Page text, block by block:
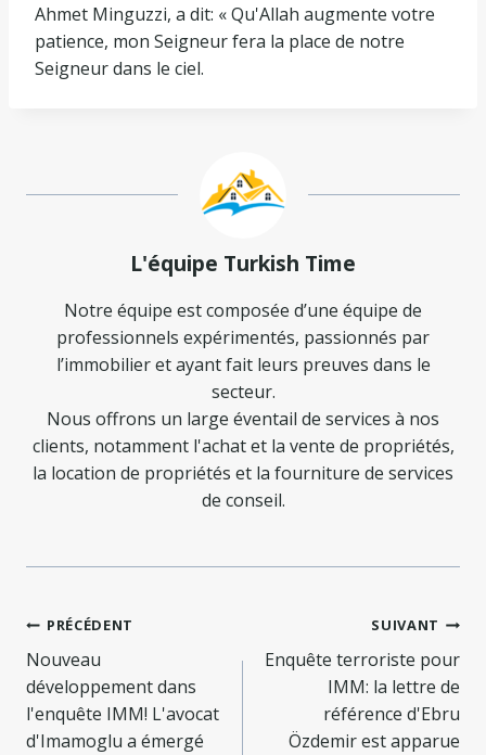
Ahmet Minguzzi, a dit: « Qu'Allah augmente votre
patience, mon Seigneur fera la place de notre
Seigneur dans le ciel.
L'équipe Turkish Time
Notre équipe est composée d’une équipe de
professionnels expérimentés, passionnés par
l’immobilier et ayant fait leurs preuves dans le
secteur.
Nous offrons un large éventail de services à nos
clients, notamment l'achat et la vente de propriétés,
la location de propriétés et la fourniture de services
de conseil.
Navigation
de
l’article
PRÉCÉDENT
Nouveau
développement dans
l'enquête IMM! L'avocat
d'Imamoglu a émergé
SUIVANT
Enquête terroriste pour
IMM: la lettre de
référence d'Ebru
Özdemir est apparue